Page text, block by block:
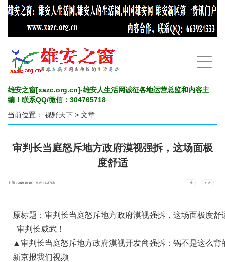
手
机
航
雄安之窗[xazc.org.cn]-雄安人生活网诚征各地运营总监和内容主
编！联系QQ/微信：304765718
当前位置： 视野天下 > 文章
审判长当庭怒斥地方政府漠视强拆，这场面极
度舒适
时间：2019-10-19 点击：61876次 - 小 + 大
原标题：审判长当庭怒斥地方政府漠视强拆，这场面极度舒
审判长威武！
▲审判长当庭怒斥地方政府漠视开发商强拆：锅不是这么背
新京报我们视频